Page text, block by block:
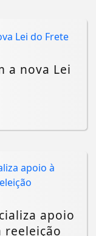
a nova Lei
apoio
reeleição